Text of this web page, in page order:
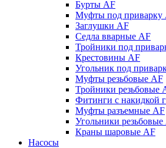
Бурты AF
Муфты под приварку
Заглушки AF
Седла вварные AF
Тройники под
Крестовины AF
Угольник под
Муфты резьбовые AF
Тройники резьбовые
Фитинги с накидкой
Муфты разъемные AF
Угольники
Краны шаровые AF
Насосы